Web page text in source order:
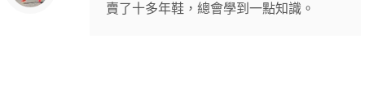
賣了十多年鞋，總會學到一點知識。